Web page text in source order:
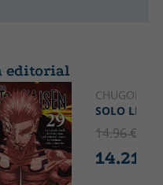
editorial
CHUGONG
SOLO
14.96 €
14.21 €